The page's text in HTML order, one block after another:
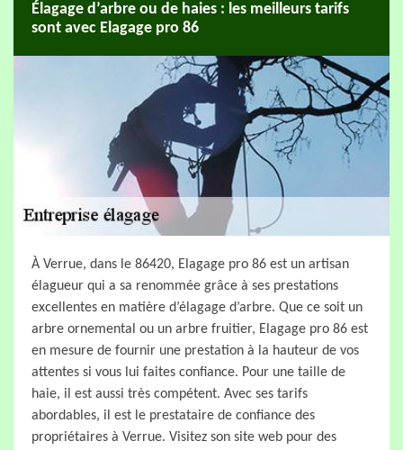
Élagage d’arbre ou de haies : les meilleurs tarifs
sont avec Elagage pro 86
À Verrue, dans le 86420, Elagage pro 86 est un artisan
élagueur qui a sa renommée grâce à ses prestations
excellentes en matière d’élagage d’arbre. Que ce soit un
arbre ornemental ou un arbre fruitier, Elagage pro 86 est
en mesure de fournir une prestation à la hauteur de vos
attentes si vous lui faites confiance. Pour une taille de
haie, il est aussi très compétent. Avec ses tarifs
abordables, il est le prestataire de confiance des
propriétaires à Verrue. Visitez son site web pour des